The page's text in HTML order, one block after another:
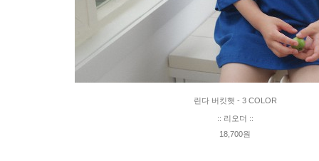
린다 버킷햇 - 3 COLOR
:: 리오더 ::
18,700원